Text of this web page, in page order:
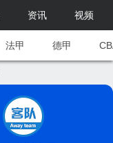
资讯 视频
法甲 德甲